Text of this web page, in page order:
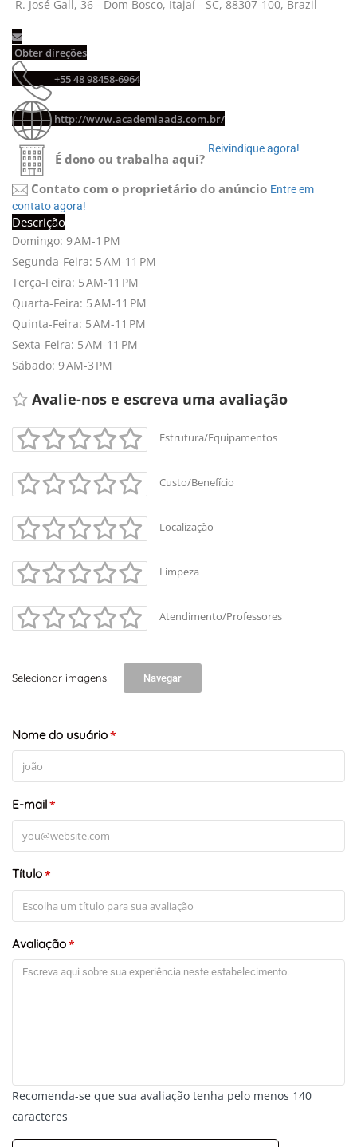
R. José Gall, 36 - Dom Bosco, Itajaí - SC, 88307-100, Brazil
Obter direções
+55 48 98458-6964
http://www.academiaad3.com.br/
É dono ou trabalha aqui?
Reivindique agora!
Contato com o proprietário do anúncio Entre em
contato agora!
Descrição
Domingo: 9 AM-1 PM
Segunda-Feira: 5 AM-11 PM
Terça-Feira: 5 AM-11 PM
Quarta-Feira: 5 AM-11 PM
Quinta-Feira: 5 AM-11 PM
Sexta-Feira: 5 AM-11 PM
Sábado: 9 AM-3 PM
Avalie-nos e escreva uma avaliação
Estrutura/Equipamentos
Custo/Benefício
Localização
Limpeza
Atendimento/Professores
Selecionar imagens Navegar
Nome do usuário*
E-mail*
Título*
Avaliação*
Recomenda-se que sua avaliação tenha pelo menos 140
caracteres